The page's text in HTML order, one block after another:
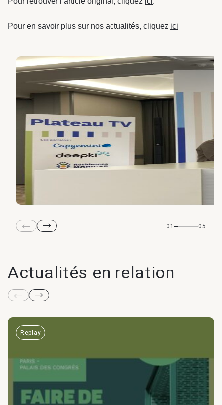
Pour en savoir plus sur nos actualités, cliquez ici
01 05
Actualités en relation
Replay